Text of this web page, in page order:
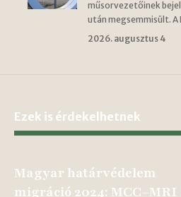
műsorvezetőinek
után megsemmisült. A
2026. augusztus 4
Ezek is érdekelhetnek
Magyar határvédelem
migráció 2024: MCC–MRI